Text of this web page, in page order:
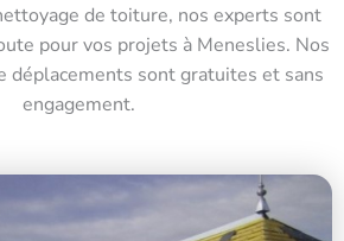
de toiture, nos experts sont
pour vos projets à Meneslies. Nos
déplacements sont gratuites et sans
engagement.